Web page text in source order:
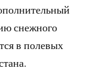
снежного
в полевых